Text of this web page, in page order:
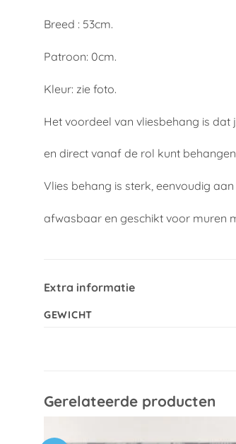
Breed : 53cm.
Patroon: 0cm.
Kleur: zie foto.
Het voordeel van vliesbehang is
en direct vanaf de rol kunt
Vlies behang is sterk, eenvoudig
afwasbaar en geschikt voor muren
Extra informatie
GEWICHT
Gerelateerde producten